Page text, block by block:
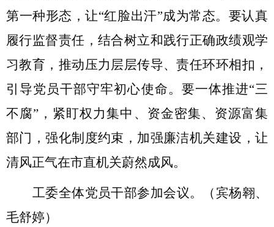
第一种形态，让“红脸出汗”成为常态。 要认真
履行监督责任，结合树立和践行正确政绩观学
习教育 ， 推动压力层层传导、责任环环相扣 ，
引导党员干部守牢初心使命。 要一体推进“三
不腐” ，紧盯权力集中、资金密集、资源富集
部门，强化制度约束，加强廉洁机关建设，让
清风正气在市直机关蔚然成风。
工委全体党员干部参加会议。
（宾杨翱、
毛舒婷）